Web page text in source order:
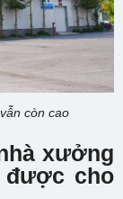
còn cao
xưởng
được cho